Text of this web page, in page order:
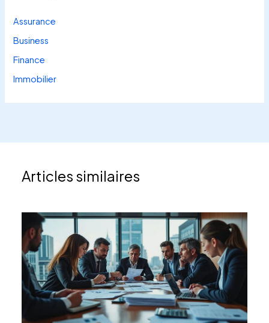
Assurance
Business
Finance
Immobilier
Articles similaires